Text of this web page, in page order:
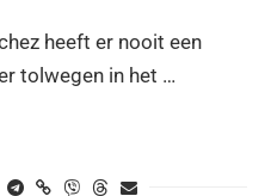
heeft er nooit een
tolwegen in het …